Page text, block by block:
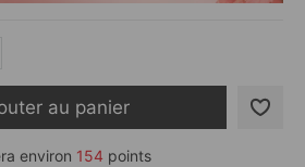
au panier
environ 154 points